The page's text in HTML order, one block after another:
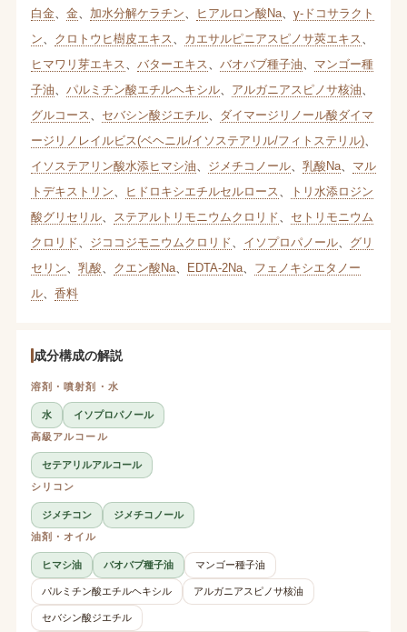
白金
金 加水分解ケラチン ヒアルロン酸Na、 γ-ドコサラクト
ン
クロトウヒ樹皮エキス カエサルピニアスピノサ莢エキス
ヒマワリ芽エキス
バターエキス バオバブ種子油
マンゴー種
子油
パルミチン酸エチルヘキシル、 アルガニアスピノサ核油
グルコース
セバシン酸ジエチル、 ダイマージリノール酸ダイマ
ージリノレイルビス(ベヘニル/イソステアリル/フィトステリル)、
イソステアリン酸水添ヒマシ油
ジメチコノール、 乳酸Na、 マル
トデキストリン
ヒドロキシエチルセルロース
トリ水添ロジン
酸グリセリル、 ステアルトリモニウムクロリド
セトリモニウム
クロリド
ジココジモニウムクロリド イソプロパノール、 グリ
セリン
乳酸 クエン酸Na、 EDTA-2Na、 フェノキシエタノー
ル、 香料
成分構成の解説
溶剤・噴射剤・水
水
イソプロパノール
高級アルコール
セテアリルアルコール
シリコン
ジメチコン
ジメチコノール
油剤・オイル
ヒマシ油 バオバブ種子油 マンゴー種子油
パルミチン酸エチルヘキシル アルガニアスピノサ核油
セバシン酸ジエチル